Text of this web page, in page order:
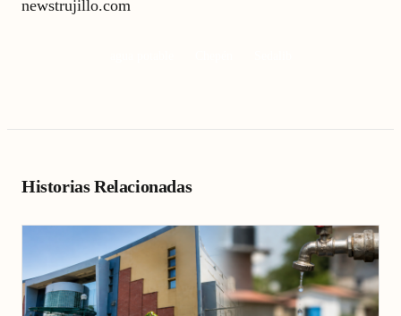
newstrujillo.com
Historias Relacionadas